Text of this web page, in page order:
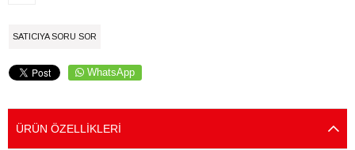
SATICIYA SORU SOR
WhatsApp
ÜRÜN ÖZELLIKLERI